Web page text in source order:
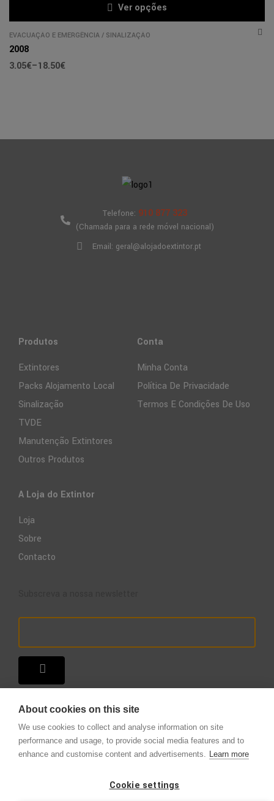
Ver opções
EVACUAÇÃO E EMERGÊNCIA / SINALIZAÇÃO
2008
3.05€–18.50€
Telefone: 910 877 323
(Chamada para a rede móvel nacional)
Email: geral@alojadoextintor.pt
Produtos
Extintores
Packs Alojamento Local
Sinalização
TVDE
Manutenção Extintores
Outros Produtos
Conta
Minha Conta
Política De Privacidade
Termos E Condições De Uso
A Loja do Extintor
Loja
Sobre
Contacto
Copyright © 2025 – A Loja do Extintor .Todos os direitos reservados.
About cookies on this site
We use cookies to collect and analyse information on site
performance and usage, to provide social media features and to
enhance and customise content and advertisements. Learn more
Cookie settings